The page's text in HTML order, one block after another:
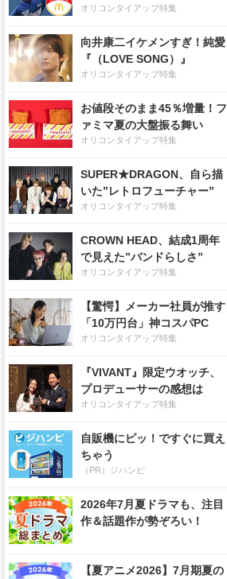
オリコンタイアップ特集
向井康二イケメンすぎ！純愛
『（LOVE SONG）』
オリコンタイアップ特集
お値段そのまま45％増量！フ
ァミマ夏の大盤振る舞い
オリコンタイアップ特集
SUPER★DRAGON、自ら描
いた”レトロフューチャー”
オリコンタイアップ特集
CROWN HEAD、結成1周年
で見えた”バンドらしさ”
オリコンタイアップ特集
【驚愕】メーカー社員が推す
「10万円台」神コスパPC
オリコンタイアップ特集
『VIVANT』限定ウオッチ、
プロデューサーの感想は
オリコンタイアップ特集
自販機にピッ！ですぐに買え
ちゃう
（PR）ジハンピ
2026年7月夏ドラマも、注目
作＆話題作が勢ぞろい！
【夏アニメ2026】7月期夏の